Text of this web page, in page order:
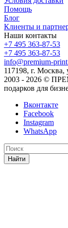
Помощь
Блог
Клиенты и
Наши контакты
+7 495 363-87-53
+7 495 363-87-53
info@premium-
117198, г.
2003 - 2026 ©
подарков для
Вконтакте
Facebook
Instagram
WhatsApp
Найти